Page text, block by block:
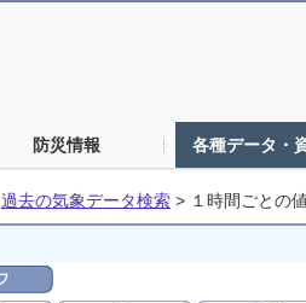
防災情報 各種データ・
過去の気象データ検索 > １時間ごとの